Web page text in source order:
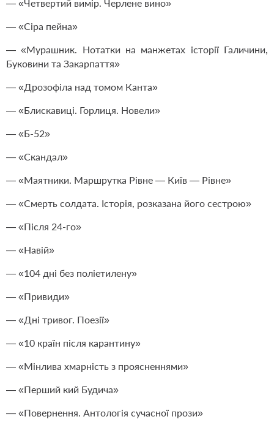
— «Четвертий вимір. Черлене вино»
— «Сіра пейна»
— «Мурашник. Нотатки на манжетах історії Галичини,
Буковини та Закарпаття»
— «Дрозофіла над томом Канта»
— «Блискавиці. Горлиця. Новели»
— «Б-52»
— «Скандал»
— «Маятники. Маршрутка Рівне — Київ — Рівне»
— «Смерть солдата. Історія, розказана його сестрою»
— «Після 24-го»
— «Навій»
— «104 дні без поліетилену»
— «Привиди»
— «Дні тривог. Поезії»
— «10 країн після карантину»
— «Мінлива хмарність з проясненнями»
— «Перший кий Будича»
— «Повернення. Антологія сучасної прози»